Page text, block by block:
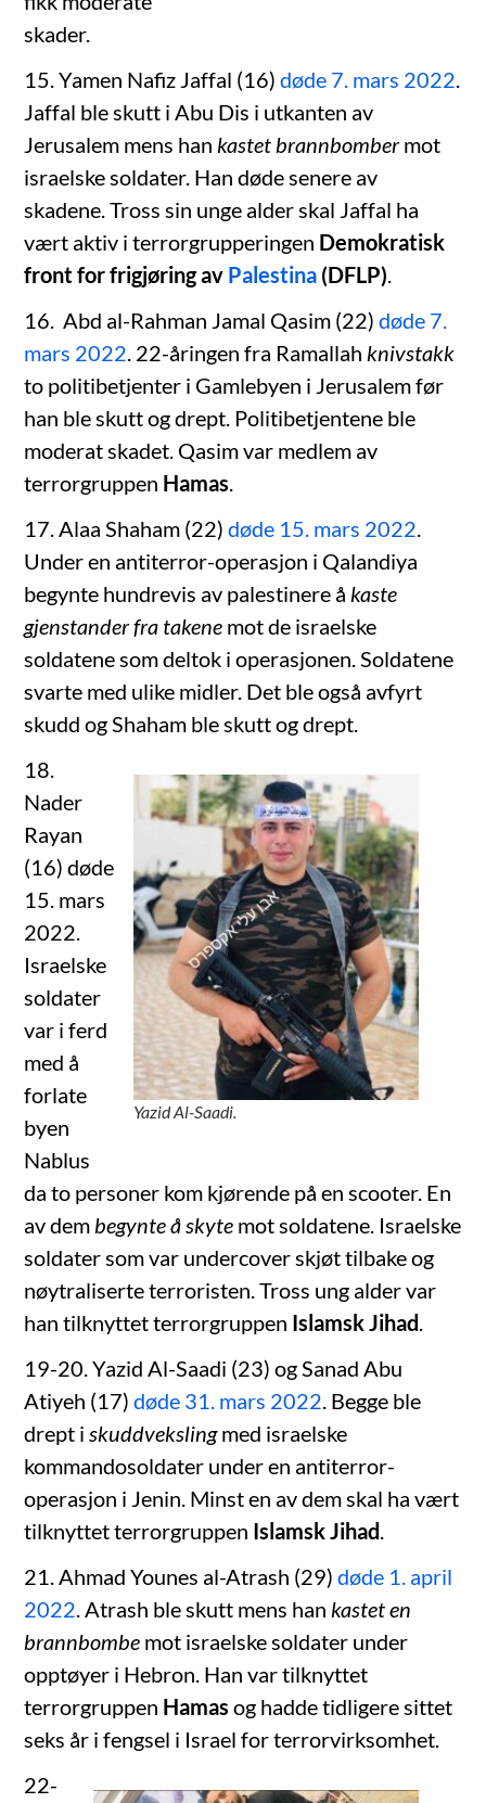
skader.
15. Yamen Nafiz Jaffal (16)døde 7. mars 2022.
Jaffal ble skutt i Abu Dis i utkanten av
Jerusalem mens han kastet brannbombermot
israelske soldater. Han døde senere av
skadene. Tross sin unge alder skal Jaffal ha
vært aktiv i terrorgrupperingen Demokratisk
front for frigjøring av Palestina (DFLP).
16. Abd al-Rahman Jamal Qasim (22)døde 7.
mars 2022. 22-åringen fra Ramallah knivstakk
to politibetjenter i Gamlebyen i Jerusalem før
han ble skutt og drept. Politibetjentene ble
moderat skadet. Qasim var medlem av
terrorgruppen Hamas.
17. Alaa Shaham (22)døde 15. mars 2022.
Under en antiterror-operasjon i Qalandiya
begynte hundrevis av palestinere å kaste
gjenstander fra takene mot de israelske
soldatene som deltok i operasjonen. Soldatene
svarte med ulike midler. Det ble også avfyrt
skudd og Shaham ble skutt og drept.
Yazid Al-Saadi.
18.
Nader
Rayan
(16) døde
15. mars
2022.
Israelske
soldater
var i ferd
med å
forlate
byen
Nablus
da to personer kom kjørende på en scooter. En
av dem begynte å skyte mot soldatene. Israelske
soldater som var undercover skjøt tilbake og
nøytraliserte terroristen. Tross ung alder var
han tilknyttet terrorgruppen Islamsk Jihad.
19-20. Yazid Al-Saadi (23) og Sanad Abu
Atiyeh (17)døde 31. mars 2022. Begge ble
drept iskuddvekslingmed israelske
kommandosoldater under en antiterror-
operasjon i Jenin. Minst en av dem skal ha vært
tilknyttet terrorgruppen Islamsk Jihad.
21. Ahmad Younes al-Atrash (29)døde 1. april
2022. Atrash ble skutt mens han kastet en
brannbombe mot israelske soldater under
opptøyer i Hebron. Han var tilknyttet
terrorgruppen Hamas og hadde tidligere sittet
seks år i fengsel i Israel for terrorvirksomhet.
22-